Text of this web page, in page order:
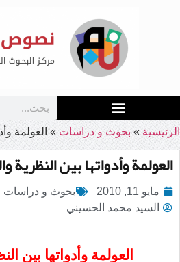
الرئيسية » بحوث و دراسات » العولمة
العولمة وأدواتها بين النظرية
مايو 11, 2010 بحوث و دراسات
السيد محمد الحسيني
العولمة وأدواتها بين